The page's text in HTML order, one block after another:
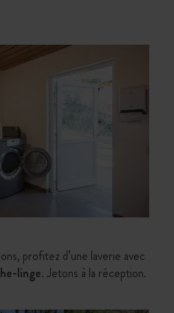
profitez d’une laverie avec
linge. Jetons à la réception.